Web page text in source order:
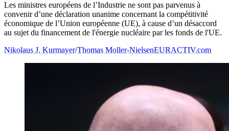
Les ministres européens de l’Industrie ne sont pas parvenus à
convenir d’une déclaration unanime concernant la compétitivité
économique de l’Union européenne (UE), à cause d’un désaccord
au sujet du financement de l'énergie nucléaire par les fonds de l'UE.
Nikolaus J. Kurmayer/Thomas Moller-NielsenEURACTIV.com